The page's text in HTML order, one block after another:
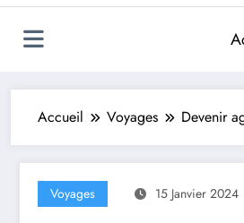
Accueil Voyages Devenir
Voyages 15 Janvier 2024